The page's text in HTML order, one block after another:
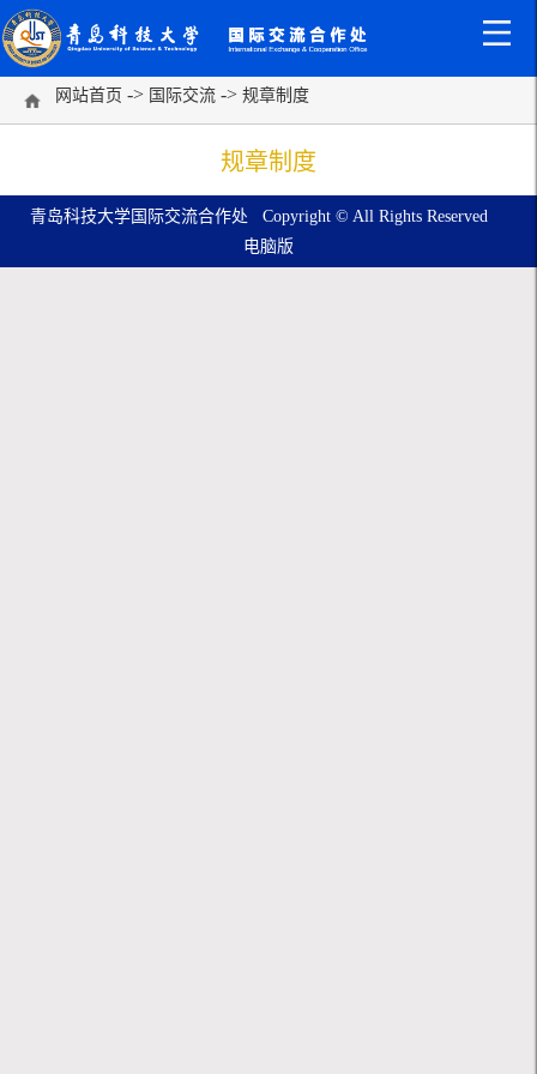
网站首页 -> 国际交流 -> 规章制度
规章制度
青岛科技大学国际交流合作处 Copyright © All Rights Reserved
电脑版